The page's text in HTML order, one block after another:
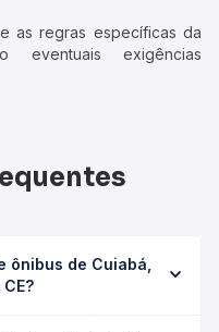
as regras específicas da
eventuais exigências
ônibus de Cuiabá,